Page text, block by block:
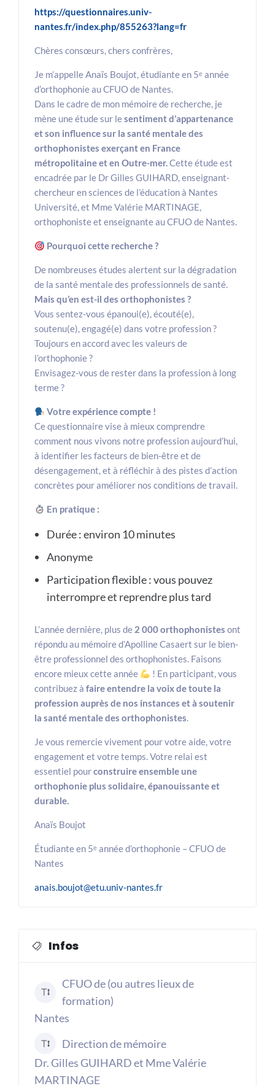
https://questionnaires.univ-
nantes.fr/index.php/855263?lang=fr
Chères consœurs, chers confrères,
Je m’appelle Anaïs Boujot, étudiante en 5ᵉ année
d’orthophonie au CFUO de Nantes.
Dans le cadre de mon mémoire de recherche, je
mène une étude sur lesentiment d’appartenance
et son influence sur la santé mentale des
orthophonistes exerçant en France
métropolitaine et en Outre-mer.Cette étude est
encadrée par le Dr Gilles GUIHARD, enseignant-
chercheur en sciences de l’éducation à Nantes
Université, et Mme Valérie MARTINAGE,
orthophoniste et enseignante au CFUO de Nantes.
Pourquoi cette recherche ?
De nombreuses études alertent sur la dégradation
de la santé mentale des professionnels de santé.
Mais qu’en est-il des orthophonistes ?
Vous sentez-vous épanoui(e), écouté(e),
soutenu(e), engagé(e) dans votre profession ?
Toujours en accord avec les valeurs de
l’orthophonie ?
Envisagez-vous de rester dans la profession à long
terme ?
Votre expérience compte !
Ce questionnaire vise à mieux comprendre
comment nous vivons notre profession aujourd’hui,
à identifier les facteurs de bien-être et de
désengagement, et à réfléchir à des pistes d’action
concrètes pour améliorer nos conditions de travail.
En pratique :
Durée : environ 10 minutes
Anonyme
Participation flexible : vous pouvez
interrompre et reprendre plus tard
L’année dernière, plus de 2 000 orthophonistes ont
répondu au mémoire d’Apolline Casaert sur le bien-
être professionnel des orthophonistes. Faisons
encore mieux cette année
! En participant, vous
contribuez à faire entendre la voix de toute la
profession auprès de nos instances et à soutenir
la santé mentale des orthophonistes.
Je vous remercie vivement pour votre aide, votre
engagement et votre temps. Votre relai est
essentiel pourconstruire ensemble une
orthophonie plus solidaire, épanouissante et
durable.
Anaïs Boujot
Étudiante en 5ᵉ année d’orthophonie – CFUO de
Nantes
anais.boujot@etu.univ-nantes.fr
Infos
CFUO de (ou autres lieux de
formation)
Nantes
Direction de mémoire
Dr. Gilles GUIHARD et Mme Valérie
MARTINAGE